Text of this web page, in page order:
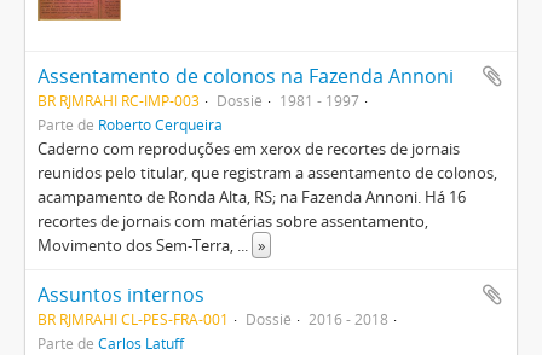
Assentamento de colonos na Fazenda Annoni
BR RJMRAHI RC-IMP-003 Dossiê
1981 - 1997
Parte de Roberto Cerqueira
Caderno com reproduções em xerox de recortes de jornais
reunidos pelo titular, que registram a assentamento de colonos,
acampamento de Ronda Alta, RS; na Fazenda Annoni. Há 16
recortes de jornais com matérias sobre assentamento,
Movimento dos Sem-Terra, ... »
Assuntos internos
BR RJMRAHI CL-PES-FRA-001 Dossiê
2016 - 2018
Parte de Carlos Latuff